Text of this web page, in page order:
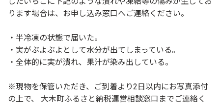
ります場合は、お申し込み窓口へご連絡ください。
・半冷凍の状態で届いた。
・実がぶよぶよとして水分が出てしまっている。
・全体的に実が潰れ、果汁が染み出している。
※現物を保管いただき、ご到着より2日以内にお写真添付
の上で、 大木町ふるさと納税運営相談窓口までご連絡く